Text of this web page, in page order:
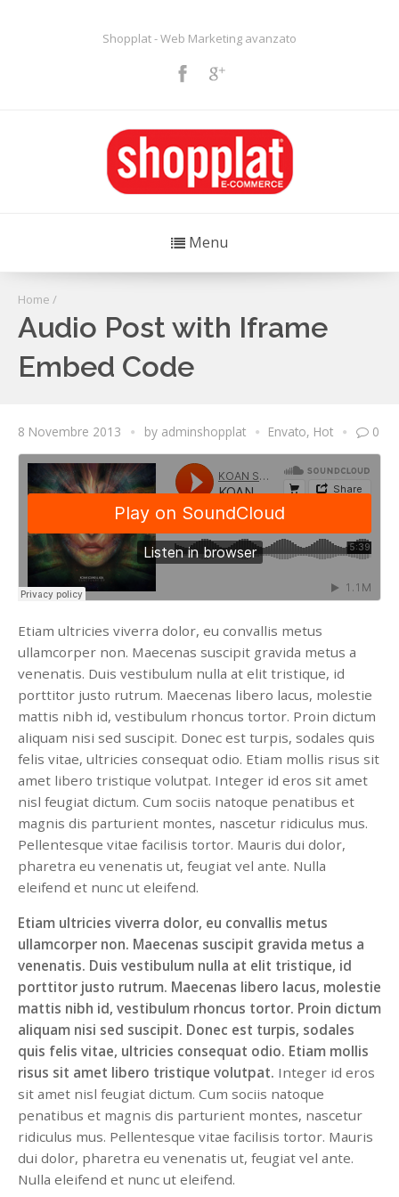
Shopplat - Web Marketing avanzato
Menu
Home /
Audio Post with Iframe
Embed Code
8 Novembre 2013 by adminshopplat Envato, Hot 0
Etiam ultricies viverra dolor, eu convallis metus
ullamcorper non. Maecenas suscipit gravida metus a
venenatis. Duis vestibulum nulla at elit tristique, id
porttitor justo rutrum. Maecenas libero lacus, molestie
mattis nibh id, vestibulum rhoncus tortor. Proin dictum
aliquam nisi sed suscipit. Donec est turpis, sodales quis
felis vitae, ultricies consequat odio. Etiam mollis risus sit
amet libero tristique volutpat. Integer id eros sit amet
nisl feugiat dictum. Cum sociis natoque penatibus et
magnis dis parturient montes, nascetur ridiculus mus.
Pellentesque vitae facilisis tortor. Mauris dui dolor,
pharetra eu venenatis ut, feugiat vel ante. Nulla
eleifend et nunc ut eleifend.
Etiam ultricies viverra dolor, eu convallis metus
ullamcorper non. Maecenas suscipit gravida metus a
venenatis. Duis vestibulum nulla at elit tristique, id
porttitor justo rutrum. Maecenas libero lacus, molestie
mattis nibh id, vestibulum rhoncus tortor. Proin dictum
aliquam nisi sed suscipit. Donec est turpis, sodales
quis felis vitae, ultricies consequat odio. Etiam mollis
risus sit amet libero tristique volutpat. Integer id eros
sit amet nisl feugiat dictum. Cum sociis natoque
penatibus et magnis dis parturient montes, nascetur
ridiculus mus. Pellentesque vitae facilisis tortor. Mauris
dui dolor, pharetra eu venenatis ut, feugiat vel ante.
Nulla eleifend et nunc ut eleifend.